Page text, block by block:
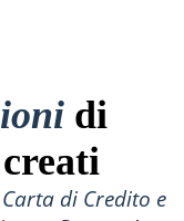
di
di Credito e